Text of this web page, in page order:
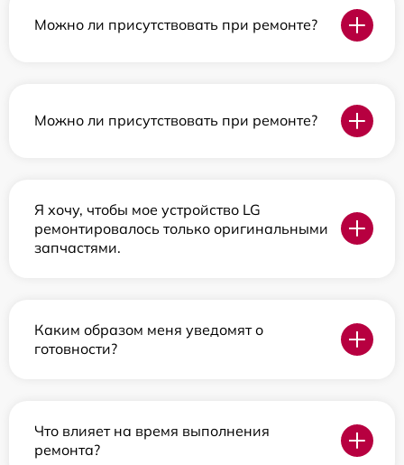
Можно ли присутствовать при ремонте?
Можно ли присутствовать при ремонте?
Я хочу, чтобы мое устройство LG
ремонтировалось только оригинальными
запчастями.
Каким образом меня уведомят о
готовности?
Что влияет на время выполнения
ремонта?